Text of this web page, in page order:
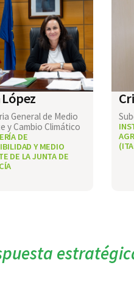
General de Medio
y Cambio Climático
DE
Y MEDIO
DE LA JUNTA DE